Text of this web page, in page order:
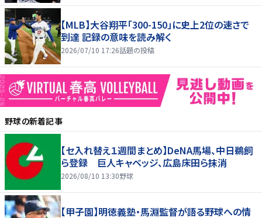
【MLB】大谷翔平「300-150」に史上2位の速さで
到達 記録の意味を読み解く
2026/07/10 17:26話題の投稿
野球の新着記事
【セ入れ替え１週間まとめ】DeNA馬場、中日鵜飼
ら登録 巨人キャベッジ、広島床田ら抹消
2026/08/10 13:30野球
【甲子園】明徳義塾・馬淵監督が語る野球への情